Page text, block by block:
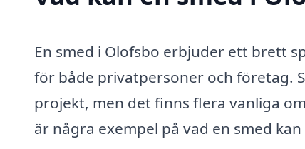
En smed i Olofsbo erbjuder ett brett
för både privatpersoner och företag.
projekt, men det finns flera vanliga
är några exempel på vad en smed